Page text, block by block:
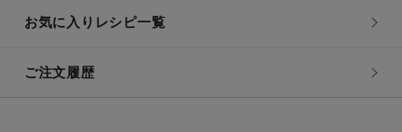
お気に入りレシピ一覧
ご注文履歴